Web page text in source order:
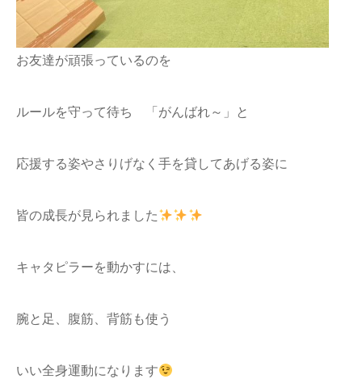
お友達が頑張っているのを
ルールを守って待ち 「がんばれ～」と
応援する姿やさりげなく手を貸してあげる姿に
皆の成長が見られました
キャタピラーを動かすには、
腕と足、腹筋、背筋も使う
いい全身運動になります